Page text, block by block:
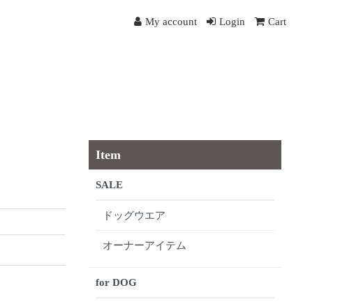
My account Login Cart
Item
SALE
ドッグウエア
オーナーアイテム
for DOG